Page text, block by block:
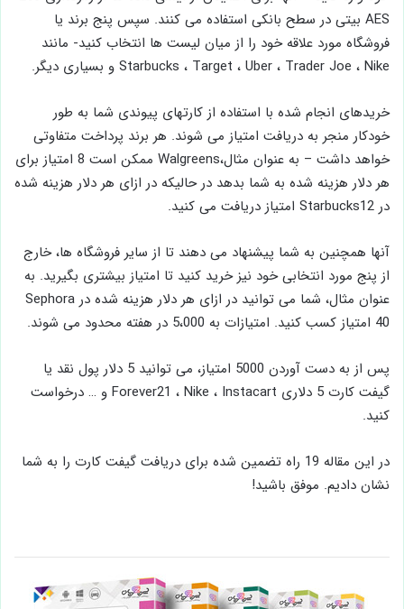
AES بیتی در سطح بانکی استفاده می کنند. سپس پنج برند یا
فروشگاه مورد علاقه خود را از میان لیست ها انتخاب کنید- مانند
Starbucks ، Target ، Uber ، Trader Joe ، Nike و بسیاری دیگر.
خریدهای انجام شده با استفاده از کارتهای پیوندی شما به طور
خودکار منجر به دریافت امتیاز می شوند. هر برند پرداخت متفاوتی
خواهد داشت – به عنوان مثال،Walgreens ممکن است 8 امتیاز برای
هر دلار هزینه شده به شما بدهد در حالیکه در ازای هر دلار هزینه شده
در Starbucks12 امتیاز دریافت می کنید.
آنها همچنین به شما پیشنهاد می دهند تا از سایر فروشگاه ها، خارج
از پنج مورد انتخابی خود نیز خرید کنید تا امتیاز بیشتری بگیرید. به
عنوان مثال، شما می توانید در ازای هر دلار هزینه شده در Sephora
40 امتیاز کسب کنید. امتیازات به 5،000 در هفته محدود می شوند.
پس از به دست آوردن 5000 امتیاز، می توانید 5 دلار پول نقد یا
گیفت کارت 5 دلاری Forever21 ، Nike ، Instacart و … درخواست
کنید.
در این مقاله 19 راه تضمین شده برای دریافت گیفت کارت را به شما
نشان دادیم. موفق باشید!